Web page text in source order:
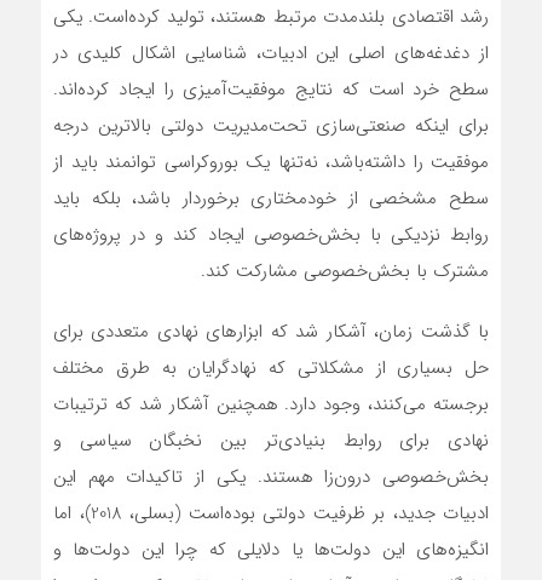
رشد اقتصادی بلندمدت مرتبط هستند، تولید کرده‌است. یکی
از دغدغه‌های اصلی این ادبیات، شناسایی اشکال کلیدی در
سطح خرد است که نتایج موفقیت‌آمیزی را ایجاد‌ کرده‌اند.
برای اینکه صنعتی‌‌‌‌‌‌سازی تحت‌مدیریت دولتی بالاترین ‌درجه
موفقیت را داشته‌باشد، نه‌تنها یک بوروکراسی توانمند باید از
سطح مشخصی از خودمختاری برخوردار باشد، بلکه باید
روابط نزدیکی با بخش‌خصوصی ایجاد کند و در پروژه‌های
مشترک با بخش‌خصوصی مشارکت کند.
با گذشت زمان، آشکار شد که ابزارهای نهادی متعددی برای
حل بسیاری از مشکلاتی که نهادگرایان به طرق مختلف
برجسته می‌کنند، وجود دارد. همچنین آشکار شد که ترتیبات
نهادی برای روابط بنیادی‌تر بین نخبگان سیاسی و
بخش‌خصوصی درون‌زا هستند. یکی از تاکیدات مهم این
ادبیات جدید، بر ظرفیت دولتی بوده‌است (بسلی، 2018)، اما
انگیزه‌‌‌‌‌‌های این دولت‌ها یا دلایلی که چرا این دولت‌ها و